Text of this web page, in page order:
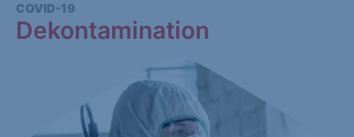
COVID-19
Dekontamination